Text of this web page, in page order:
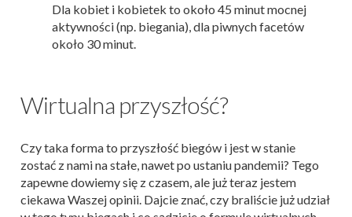
Dla kobiet i kobietek to około 45 minut mocnej
aktywności (np. biegania), dla piwnych facetów
około 30 minut.
Wirtualna przyszłość?
Czy taka forma to przyszłość biegów i jest w stanie
zostać z nami na stałe, nawet po ustaniu pandemii? Tego
zapewne dowiemy się z czasem, ale już teraz jestem
ciekawa Waszej opinii. Dajcie znać, czy braliście już udział